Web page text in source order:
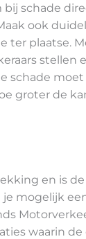
bij schade
ook
ter plaatse.
stellen
schade
groter de
en is
je mogelijk
waarin de